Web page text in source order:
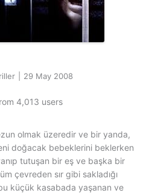
29 May 2008
4,013 users
olmak üzeredir ve bir yanda,
doğacak bebeklerini beklerken
tutuşan bir eş ve başka bir
çevreden sır gibi sakladığı
küçük kasabada yaşanan ve